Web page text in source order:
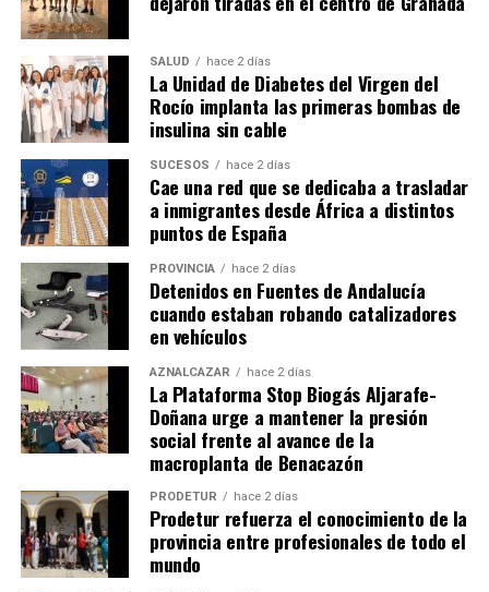
SALUD hace 2 días
La Unidad de Diabetes del Virgen del
Rocío implanta las primeras bombas de
insulina sin cable
SUCESOS hace 2 días
Cae una red que se dedicaba a trasladar
a inmigrantes desde África a distintos
puntos de España
PROVINCIA hace 2 días
Detenidos en Fuentes de Andalucía
cuando estaban robando catalizadores
en vehículos
AZNALCÁZAR hace 2 días
La Plataforma Stop Biogás Aljarafe-
Doñana urge a mantener la presión
social frente al avance de la
macroplanta de Benacazón
PRODETUR hace 2 días
Prodetur refuerza el conocimiento de la
provincia entre profesionales de todo el
mundo